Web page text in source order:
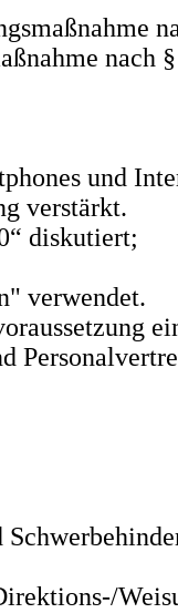
nach
und
verstärkt.
diskutiert;
verwendet.